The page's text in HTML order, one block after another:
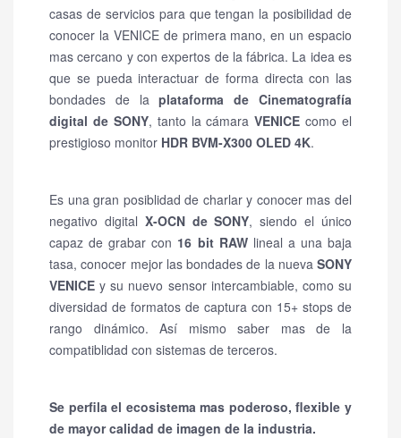
casas de servicios para que tengan la posibilidad de
conocer la VENICE de primera mano, en un espacio
mas cercano y con expertos de la fábrica. La idea es
que se pueda interactuar de forma directa con las
bondades de laplataforma de Cinematografía
digital de SONY, tanto la cámaraVENICE como el
prestigioso monitor HDR BVM-X300 OLED 4K.
Es una gran posiblidad de charlar y conocer mas del
negativo digital X-OCN de SONY, siendo el único
capaz de grabar con 16 bit RAWlineal a una baja
tasa, conocer mejor las bondades de la nueva SONY
VENICE y su nuevo sensor intercambiable, como su
diversidad de formatos de captura con 15+ stops de
rango dinámico. Así mismo saber mas de la
compatiblidad con sistemas de terceros.
Se perfila el ecosistema mas poderoso, flexible y
de mayor calidad de imagen de la industria.